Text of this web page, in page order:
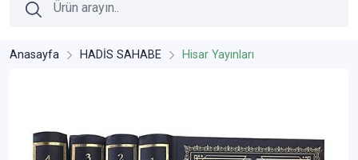
Anasayfa HADİS SAHABE Hisar Yayınları